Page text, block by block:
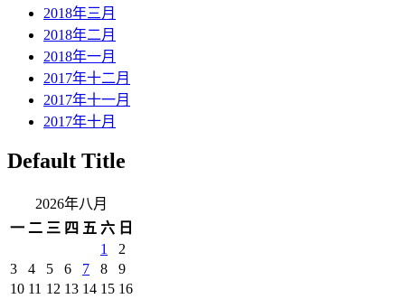
2018年三月
2018年二月
2018年一月
2017年十二月
2017年十一月
2017年十月
Default Title
2026年八月
一 二 三 四 五 六 日
1
2
3
4 5 6 7 8
9
10 11 12 13 14 15 16